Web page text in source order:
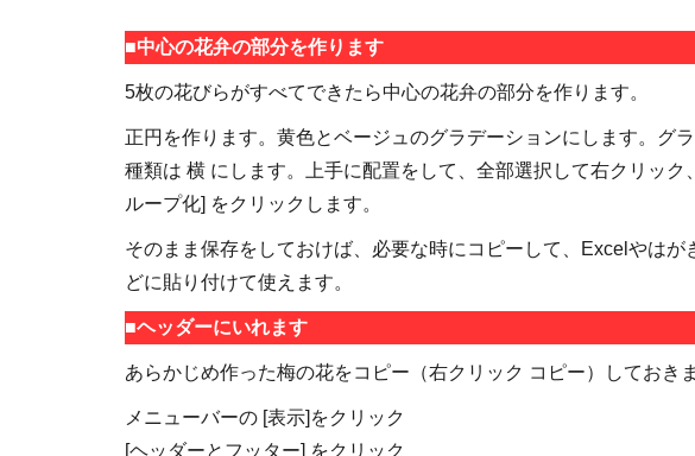
■中心の花弁の部分を作ります
5枚の花びらがすべてできたら中心の花弁の部分を作ります。
正円を作ります。黄色とベージュのグラデーションにします。グ
種類は 横 にします。上手に配置をして、全部選択して右クリック
ループ化] をクリックします。
そのまま保存をしておけば、必要な時にコピーして、Excelやはが
どに貼り付けて使えます。
■ヘッダーにいれます
あらかじめ作った梅の花をコピー（右クリック コピー）しておき
メニューバーの [表示]をクリック
[ヘッダーとフッター] をクリック